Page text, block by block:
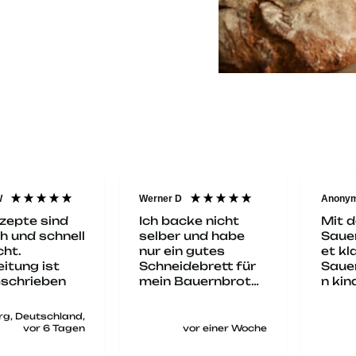
nicht
habe
gutes
für
Genau
für
vor einer Woche
Anonym
Mit dem
Sauerteigstarters
et klappt das
Sauerteigansätze
n kinderleicht.
das Brot war sehr
vor einer Woche
Ales ist
is